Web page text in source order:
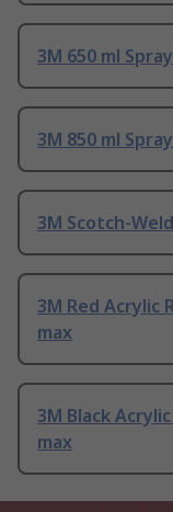
3M 650 ml
3M 850 ml
3M Scotch-
3M Red Acrylic
max
3M Black
max